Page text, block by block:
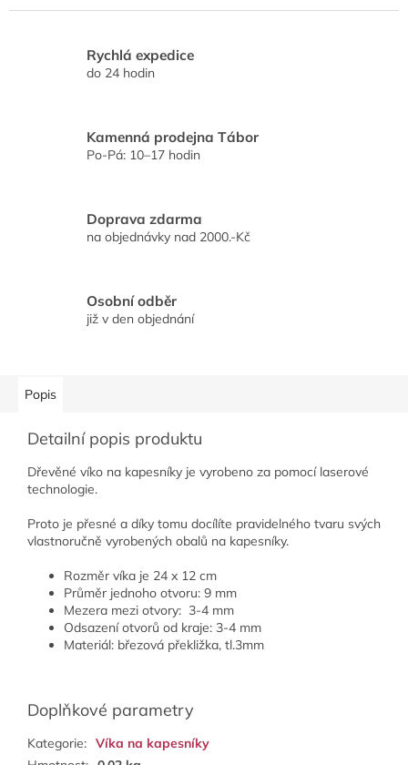
Rychlá expedice
do 24 hodin
Kamenná prodejna Tábor
Po-Pá: 10–17 hodin
Doprava zdarma
na objednávky nad 2000.-Kč
Osobní odběr
již v den objednání
Popis
Detailní popis produktu
Dřevěné víko na kapesníky je vyrobeno za pomocí laserové
technologie.
Proto je přesné a díky tomu docílíte pravidelného tvaru svých
vlastnoručně vyrobených obalů na kapesníky.
Rozměr víka je 24 x 12 cm
Průměr jednoho otvoru: 9 mm
Mezera mezi otvory: 3-4 mm
Odsazení otvorů od kraje: 3-4 mm
Materiál: březová překližka, tl.3mm
Doplňkové parametry
Kategorie: Víka na kapesníky